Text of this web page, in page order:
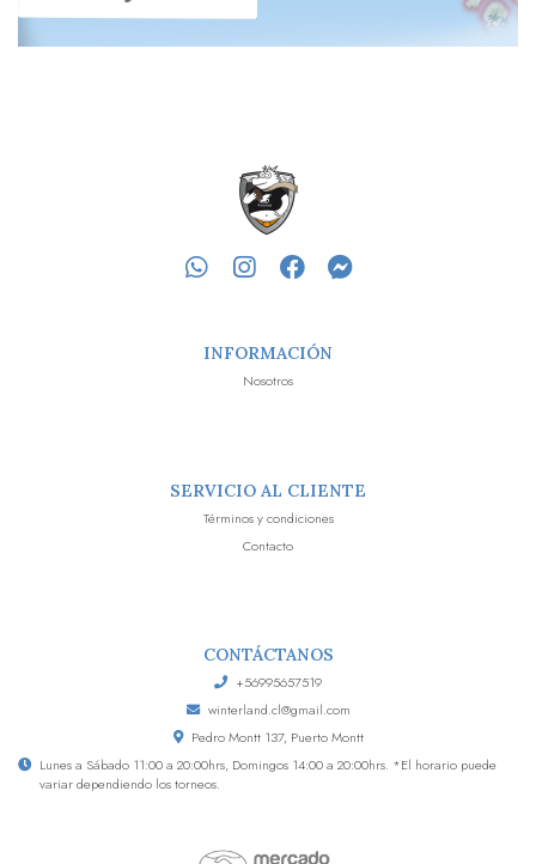
INFORMACIÓN
Nosotros
SERVICIO AL CLIENTE
Términos y condiciones
Contacto
CONTÁCTANOS
+56995657519
winterland.cl@gmail.com
Pedro Montt 137, Puerto Montt
Lunes a Sábado 11:00 a 20:00hrs, Domingos 14:00 a 20:00hrs. *El horario puede
variar dependiendo los torneos.